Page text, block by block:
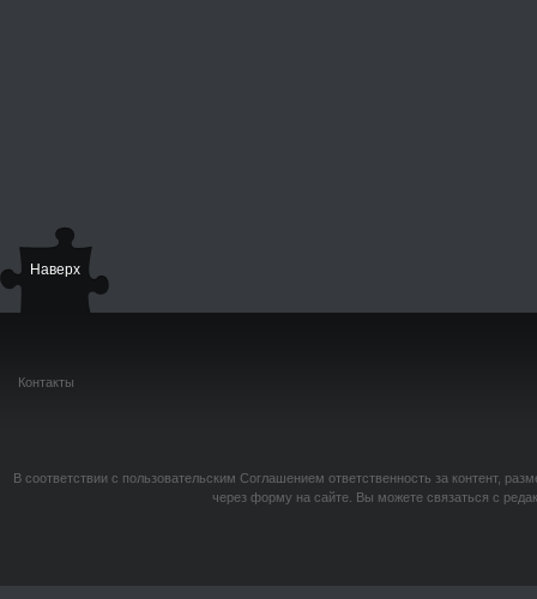
Наверх
Контакты
В соответствии с пользовательским Соглашением ответственность за контент,
через форму на сайте. Вы можете связаться с